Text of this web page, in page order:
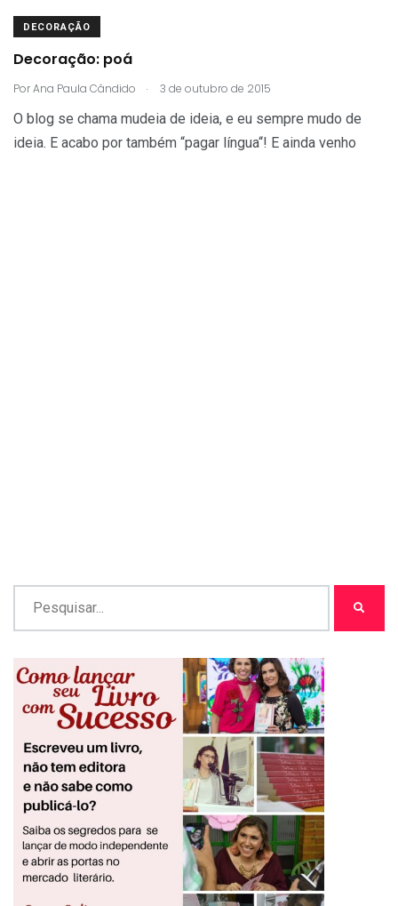
DECORAÇÃO
Decoração: poá
PorAna Paula Cândido . 3 de outubro de 2015
O blog se chama mudeia de ideia, e eu sempre mudo de
ideia. E acabo por também “pagar língua“! E ainda venho